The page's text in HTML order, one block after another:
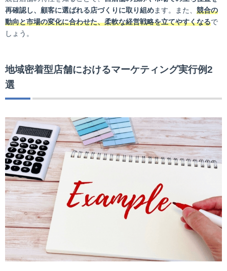
再確認し、顧客に選ばれる店づくりに取り組めます。また、 競合の
動向と市場の変化に合わせた、柔軟な経営戦略を立てやすくなるで
しょう。
地域密着型店舗におけるマーケティング実行例2
選